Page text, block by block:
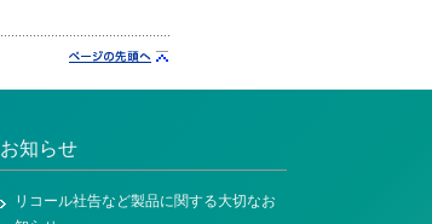
お知らせ
リコール社告など製品に関する大切なお